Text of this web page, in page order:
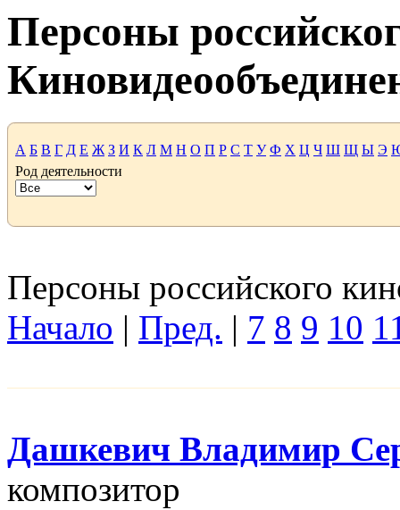
Персоны
А Б В Г Д Е Ж З И К Л М Н О П Р С Т У Ф Х Ц Ч Ш Щ Ы Э
Род деятельности
Персоны российского
Начало | Пред. | 7 8 9 10
Дашкевич Владимир
композитор